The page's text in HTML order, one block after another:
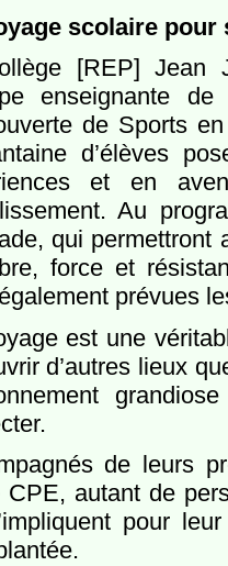
scolaire pour
[REP] Jean
enseignante
de Sports
d’élèves
et en
Au
qui permettront
force et
prévues
est une
d’autres lieux
de leurs
CPE, autant de
pour